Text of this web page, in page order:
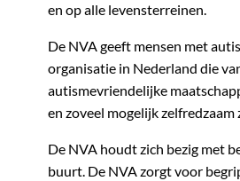
en op alle levensterreinen.
De NVA geeft mensen met
organisatie in Nederland die
autismevriendelijke
en zoveel mogelijk zelfredzaam
De NVA houdt zich bezig met
buurt. De NVA zorgt voor